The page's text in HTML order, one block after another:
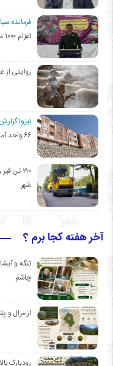
فرمانده
اعزام ۱۰۰۰ مهدیشهری به تشییع رهبر شهید
روایتی
نیزوا
۶۶ واحد آماده تحویل در پروژه۱۳۸ واحدی مهدیشهر
۲۱۰ تن
شهر
آخر هفته کجا برم ؟
تنگه و
چاشم
از مرال و
رودبارک